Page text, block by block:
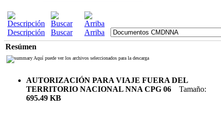
Descripción Buscar
Arriba
Resúmen
Aquí puede ver los archivos seleccionados para la descarga
AUTORIZACIÓN PARA VIAJE FUERA DEL
TERRITORIO NACIONAL NNA CPG 06 Tamaño:
695.49 KB